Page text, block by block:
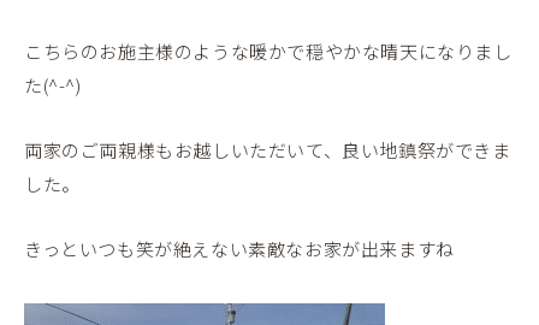
こちらのお施主様のような暖かで穏やかな晴天になりまし
た(^-^)
両家のご両親様もお越しいただいて、良い地鎮祭ができま
した。
きっといつも笑が絶えない素敵なお家が出来ますね